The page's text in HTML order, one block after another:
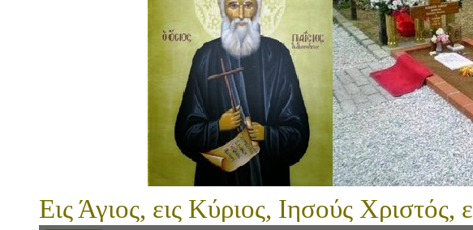
Εις Άγιος, εις Κύριος, Ιησούς